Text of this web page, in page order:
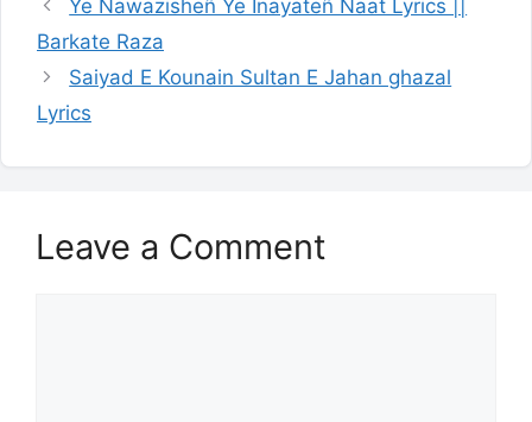
Ye Nawazisheñ Ye Inayateñ Naat Lyrics ||
Barkate Raza
Saiyad E Kounain Sultan E Jahan ghazal
Lyrics
Leave a Comment